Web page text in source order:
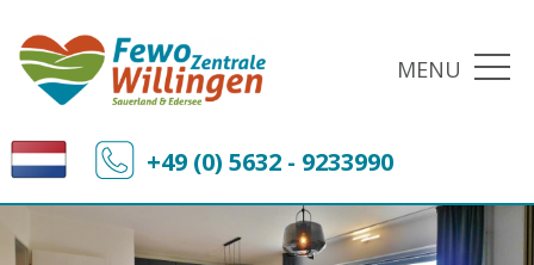
MENU
+49 (0) 5632 - 9233990